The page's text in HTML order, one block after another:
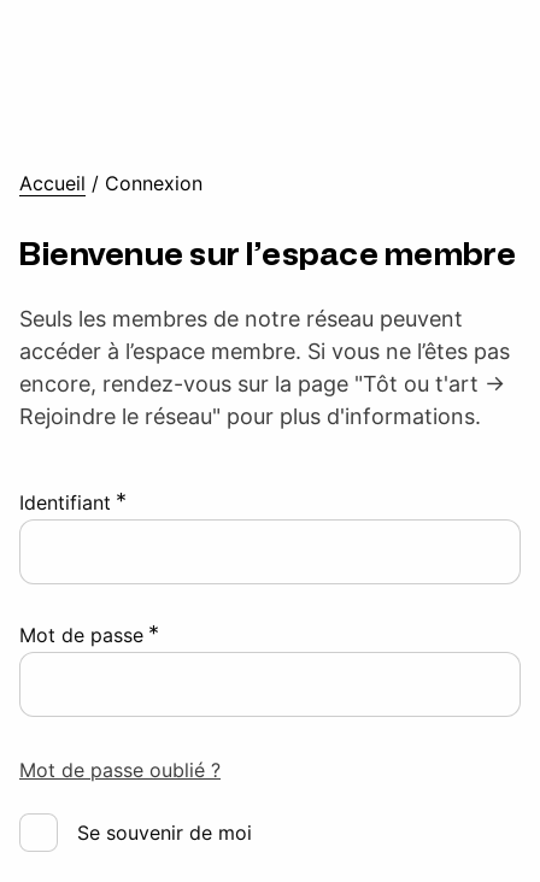
Accueil / Connexion
Bienvenue sur l’espace membre
Seuls les membres de notre réseau peuvent
accéder à l’espace membre. Si vous ne l’êtes pas
encore, rendez-vous sur la page "Tôt ou t'art ->
Rejoindre le réseau" pour plus d'informations.
Identifiant *
Mot de passe *
Mot de passe oublié ?
Se souvenir de moi